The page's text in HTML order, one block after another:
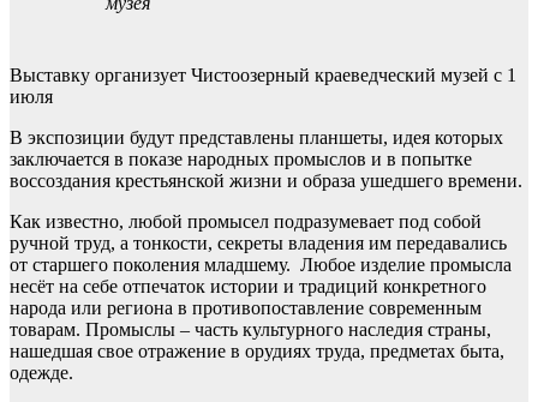
Выставку организует Чистоозерный краеведческий музей с 1
июля
В экспозиции будут представлены планшеты, идея которых
заключается в показе народных промыслов и в попытке
воссоздания крестьянской жизни и образа ушедшего времени.
Как известно, любой промысел подразумевает под собой
ручной труд, а тонкости, секреты владения им передавались
от старшего поколения младшему. Любое изделие промысла
несёт на себе отпечаток истории и традиций конкретного
народа или региона в противопоставление современным
товарам. Промыслы – часть культурного наследия страны,
нашедшая свое отражение в орудиях труда, предметах быта,
одежде.